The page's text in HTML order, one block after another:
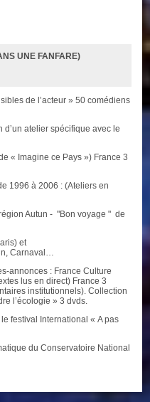
UNE FANFARE)
de l’acteur » 50 comédiens
atelier spécifique avec le
« Imagine ce Pays ») France 3
1996 à 2006 : (Ateliers en
Autun - "Bon voyage " de
et
Carnaval…
annonces : France Culture
lus en direct) France 3
institutionnels). Collection
l’écologie » 3 dvds.
festival International « A pas
du Conservatoire National